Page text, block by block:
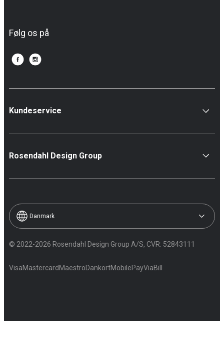
Følg os på
Kundeservice
Rosendahl Design Group
© 2022-2026 Rosendahl Design Group A/S, CVR: 52843111
VisaMastercard MaestroDankortMobilePayViaBill
Danmark